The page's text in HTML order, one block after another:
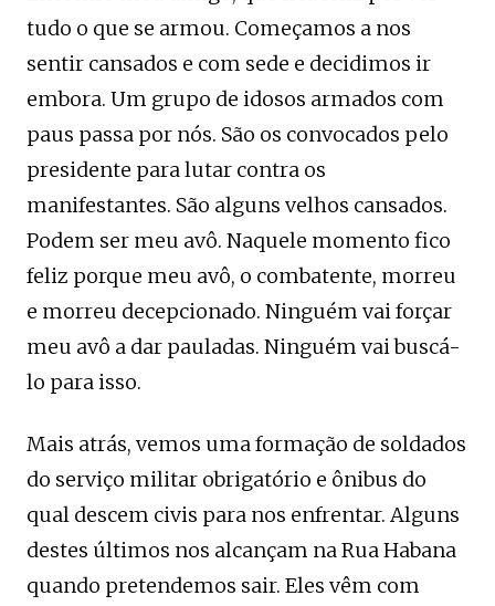
tudo o que se armou. Começamos a nos
sentir cansados ​​e com sede e decidimos ir
embora. Um grupo de idosos armados com
paus passa por nós. São os convocados pelo
presidente para lutar contra os
manifestantes. São alguns velhos cansados.
Podem ser meu avô. Naquele momento fico
feliz porque meu avô, o combatente, morreu
e morreu decepcionado. Ninguém vai forçar
meu avô a dar pauladas. Ninguém vai buscá-
lo para isso.
Mais atrás, vemos uma formação de soldados
do serviço militar obrigatório e ônibus do
qual descem civis para nos enfrentar. Alguns
destes últimos nos alcançam na Rua Habana
quando pretendemos sair. Eles vêm com